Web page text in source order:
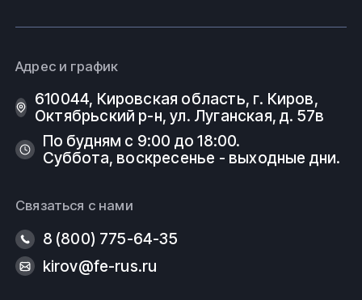
Адрес и график
610044, Кировская область, г. Киров, ​
Октябрьский р-н, ​ул. Луганская, д. 57в
По будням с 9:00 до 18:00.
Суббота, воскресенье - выходные дни.
Связаться с нами
8 (800) 775-64-35
kirov@fe-rus.ru